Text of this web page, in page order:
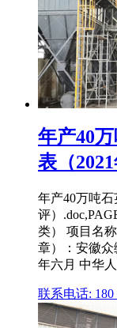
年产40
表（
年产40万吨
评）
类） 项目名
章）：安徽
年六月 中华
联系电话: 180